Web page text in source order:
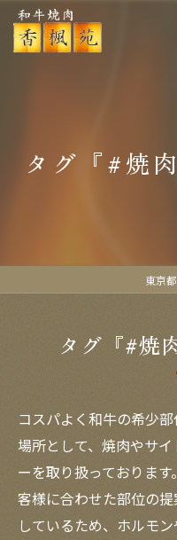
タグ『#焼
東京
タグ『#焼
コスパよく和牛の希少
場所として、焼肉やサ
ーを取り扱っておりま
客様に合わせた部位の
しているため、ホルモ